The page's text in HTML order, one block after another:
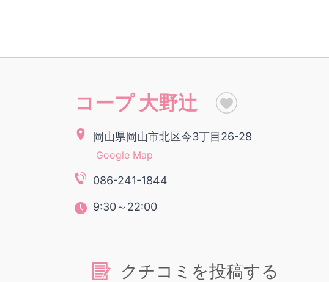
コープ 大野辻
岡山県岡山市北区今3丁目26-28
Google Map
086-241-1844
9:30～22:00
クチコミを投稿する